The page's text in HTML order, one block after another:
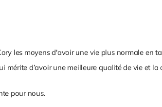
les moyens d'avoir une vie plus normale en
mérite d’avoir une meilleure qualité de vie et
pour nous.